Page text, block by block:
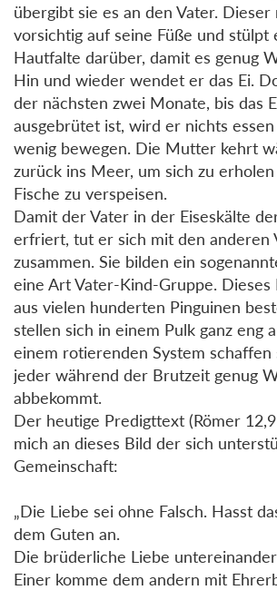
übergibt sie es an den Vater. Dieser
vorsichtig auf seine Füße und stülpt
Hautfalte darüber, damit es genug
Hin und wieder wendet er das Ei.
der nächsten zwei Monate, bis das
ausgebrütet ist, wird er nichts
wenig bewegen. Die Mutter kehrt
zurück ins Meer, um sich zu
Fische zu verspeisen.
Damit der Vater in der Eiseskälte
erfriert, tut er sich mit den anderen
zusammen. Sie bilden ein
eine Art Vater-Kind-Gruppe. Dieses
aus vielen hunderten Pinguinen
stellen sich in einem Pulk ganz eng
einem rotierenden System schaffen
jeder während der Brutzeit genug
abbekommt.
Der heutige Predigttext (Römer
mich an dieses Bild der sich
Gemeinschaft:
„Die Liebe sei ohne Falsch. Hasst
dem Guten an.
Die brüderliche Liebe
Einer komme dem andern mit